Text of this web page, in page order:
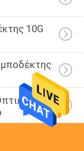
10G